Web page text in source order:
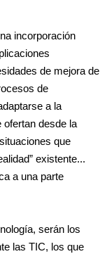
incorporación
de mejora de
de
a la
desde la
que
existente...
a una parte
serán los
las TIC, los que